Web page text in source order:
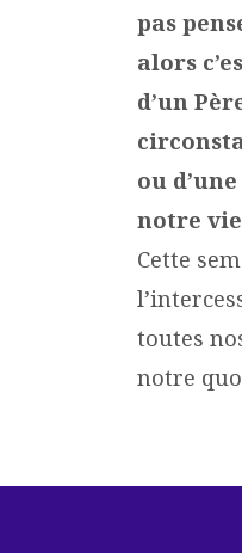
pas
alors
d’un
ou
notre
Cette
toutes
notre